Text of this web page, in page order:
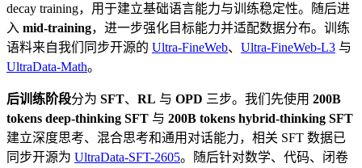
decay training，用于建立基础语言能力与训练稳定性。随后进
入 mid-training，进一步强化目标能力并适配数据分布。训练
语料来自我们同步开源的 Ultra-FineWeb、 Ultra-FineWeb-L3 与
UltraData-Math。
后训练阶段分为 SFT、 RL 与 OPD 三步。我们先使用 200B
tokens deep-thinking SFT 与 200B tokens hybrid-thinking SFT
建立深度思考、混合思考和通用对话能力，相关 SFT 数据已
同步开源为 UltraData-SFT-2605。随后针对数学、代码、闭卷